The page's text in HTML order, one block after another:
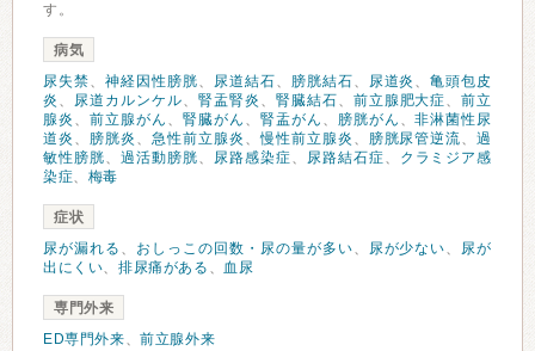
す。
病気
尿失禁、 神経因性膀胱、 尿道結石、 膀胱結石、 尿道炎 、亀頭包皮
炎 、 尿道カルンケル、 腎盂腎炎 、 腎臓結石、 前立腺肥大症、前立
腺炎 、 前立腺がん 、 腎臓がん 、 腎盂がん 、 膀胱がん 、非淋菌性尿
道炎 、 膀胱炎 、 急性前立腺炎 、慢性前立腺炎 、 膀胱尿管逆流、過
敏性膀胱、 過活動膀胱、 尿路感染症、 尿路結石症、
クラミジア感
染症、 梅毒
症状
尿が漏れる 、 おしっこの回数・尿の量が多い、 尿が少ない、 尿が
出にくい、排尿痛がある 、 血尿
専門外来
ED専門外来、前立腺外来